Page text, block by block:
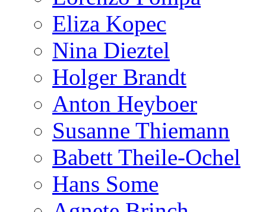
Eliza Kopec
Nina Dieztel
Holger Brandt
Anton Heyboer
Susanne Thiemann
Babett Theile-Ochel
Hans Some